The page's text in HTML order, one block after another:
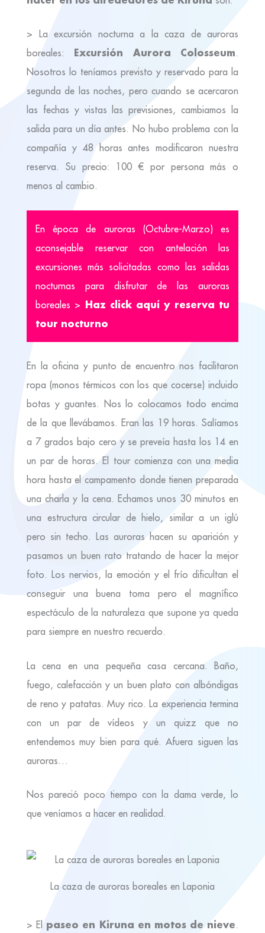
> La excursión nocturna a la caza de auroras
boreales: Excursión Aurora Colosseum.
Nosotros lo teníamos previsto y reservado para la
segunda de las noches, pero cuando se acercaron
las fechas y vistas las previsiones, cambiamos la
salida para un día antes. No hubo problema con la
compañía y 48 horas antes modificaron nuestra
reserva. Su precio: 100 € por persona más o
menos al cambio.
En época de auroras (Octubre-Marzo) es
aconsejable reservar con antelación las
excursiones más solicitadas como las salidas
nocturnas para disfrutar de las auroras
boreales > Haz click aquí y reserva tu
tour nocturno
En la oficina y punto de encuentro nos facilitaron
ropa (monos térmicos con los que cocerse) incluido
botas y guantes. Nos lo colocamos todo encima
de la que llevábamos. Eran las 19 horas. Salíamos
a 7 grados bajo cero y se preveía hasta los 14 en
un par de horas. El tour comienza con una media
hora hasta el campamento donde tienen preparada
una charla y la cena. Echamos unos 30 minutos en
una estructura circular de hielo, similar a un iglú
pero sin techo. Las auroras hacen su aparición y
pasamos un buen rato tratando de hacer la mejor
foto. Los nervios, la emoción y el frío dificultan el
conseguir una buena toma pero el magnífico
espectáculo de la naturaleza que supone ya queda
para siempre en nuestro recuerdo.
La cena en una pequeña casa cercana. Baño,
fuego, calefacción y un buen plato con albóndigas
de reno y patatas. Muy rico. La experiencia termina
con un par de vídeos y un quizz que no
entendemos muy bien para qué. Afuera siguen las
auroras…
Nos pareció poco tiempo con la dama verde, lo
que veníamos a hacer en realidad.
La caza de auroras boreales en Laponia
> El paseo en Kiruna en motos de nieve.